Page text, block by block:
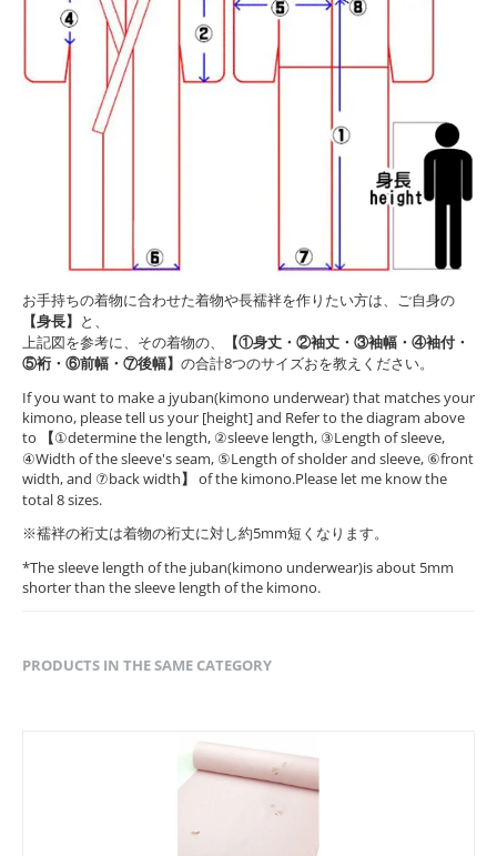
お手持ちの着物に合わせた着物や長襦袢を作りたい方は、ご自身の
【身長】 と、
上記図を参考に、その着物の、
【①身丈・②袖丈・③袖幅・④袖付・
⑤裄・⑥前幅・⑦後幅】 の合計8つのサイズおを教えください。
If you want to make a jyuban(kimono underwear) that matches your
kimono, please tell us your [height] and Refer to the diagram above
to
【①determine the length, ②sleeve length, ③Length of sleeve,
④Width of the sleeve's seam, ⑤Length of sholder and sleeve, ⑥front
width, and ⑦back width】 of the kimono.Please let me know the
total 8 sizes.
※襦袢の裄丈は着物の裄丈に対し約5mm短くなります。
*The sleeve length of the juban(kimono underwear)is about 5mm
shorter than the sleeve length of the kimono.
PRODUCTS IN THE SAME CATEGORY